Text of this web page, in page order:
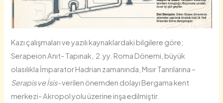
Kazı çalışmaları ve yazılı kaynaklardaki bilgilere göre;
Serapeion Anıt- Tapınak, 2.yy. Roma Dönemi, büyük
olasılıkla İmparator Hadrian zamanında, Mısır Tanrılarına –
Serapis ve İsis-verilen önemden dolayı Bergama kent
merkezi- Akropol yolu üzerine inşa edilmiştir.